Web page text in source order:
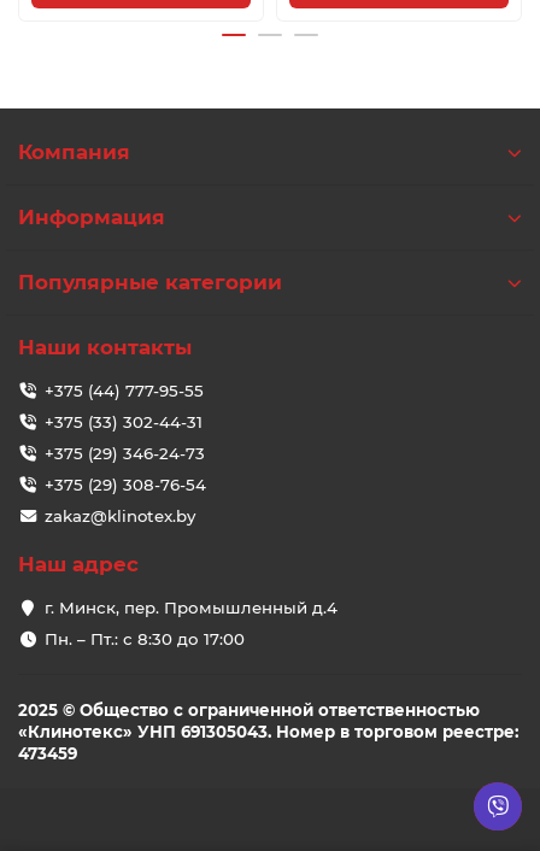
Компания
Информация
Популярные категории
Наши контакты
+375 (44) 777-95-55
+375 (33) 302-44-31
+375 (29) 346-24-73
+375 (29) 308-76-54
zakaz@klinotex.by
Наш адрес
г. Минск, пер. Промышленный д.4
Пн. – Пт.: с 8:30 до 17:00
2025 © Общество с ограниченной ответственностью
«Клинотекс» УНП 691305043. Номер в торговом реестре:
473459